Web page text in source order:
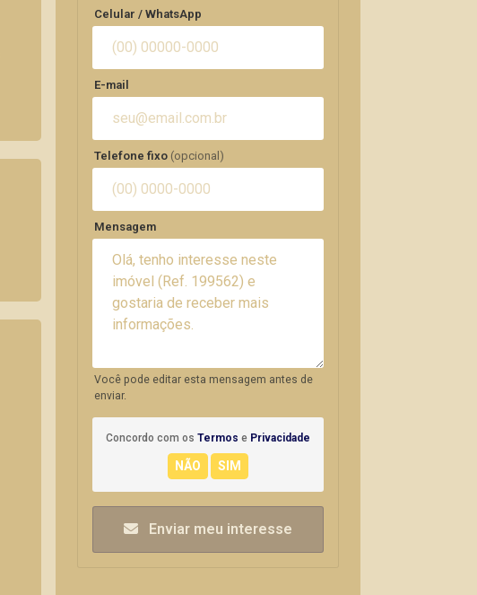
Celular / WhatsApp
E-mail
Telefone fixo (opcional)
Mensagem
Você pode editar esta mensagem antes de
enviar.
Concordo com os Termos e Privacidade
Enviar meu interesse